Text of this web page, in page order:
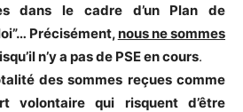
dans le cadre d’un Plan de
Précisément,nous ne sommes
n’y a pas de PSE en cours.
des sommes reçues comme
volontaire qui risquent d’être